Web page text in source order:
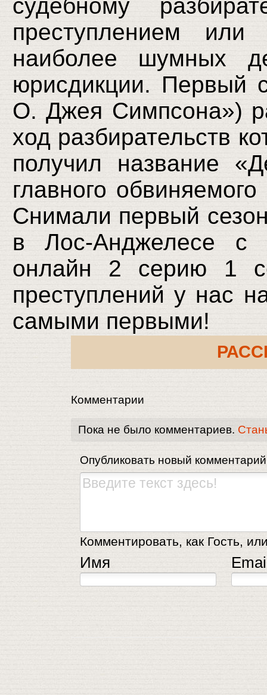
судебному
преступлением
наиболее шумных
юрисдикции. Первый
О. Джея Симпсона»)
ход разбирательств
получил название
главного
Снимали первый
в Лос-Анджелесе с
онлайн 2 серию 1
преступлений у нас
самыми первыми!
Комментарии
Пока не было комментариев.
Опубликовать новый комментарий
Комментировать, как Гость,
Имя